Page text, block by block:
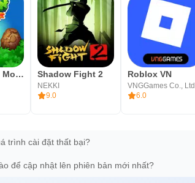
Dragon City: Mobile Adventure Shadow Fight 2
NEKKI
9.0
Roblox VN
VNGGames Co., Ltd
6.0
trình cài đặt thất bại?
để cập nhật lên phiên bản mới nhất?